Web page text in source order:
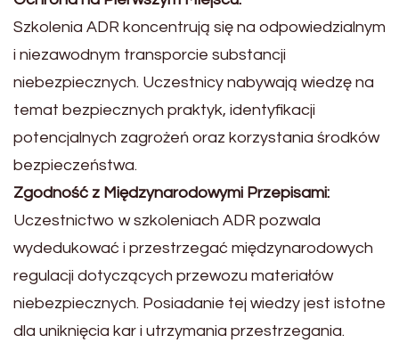
Szkolenia ADR koncentrują się na odpowiedzialnym
i niezawodnym transporcie substancji
niebezpiecznych. Uczestnicy nabywają wiedzę na
temat bezpiecznych praktyk, identyfikacji
potencjalnych zagrożeń oraz korzystania środków
bezpieczeństwa.
Zgodność z Międzynarodowymi Przepisami:
Uczestnictwo w szkoleniach ADR pozwala
wydedukować i przestrzegać międzynarodowych
regulacji dotyczących przewozu materiałów
niebezpiecznych. Posiadanie tej wiedzy jest istotne
dla uniknięcia kar i utrzymania przestrzegania.